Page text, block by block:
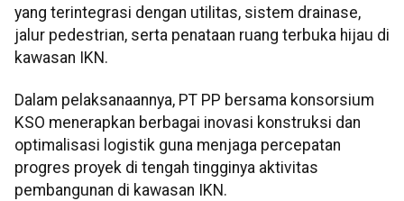
yang terintegrasi dengan utilitas, sistem drainase,
jalur pedestrian, serta penataan ruang terbuka hijau di
kawasan IKN.
Dalam pelaksanaannya, PT PP bersama konsorsium
KSO menerapkan berbagai inovasi konstruksi dan
optimalisasi logistik guna menjaga percepatan
progres proyek di tengah tingginya aktivitas
pembangunan di kawasan IKN.